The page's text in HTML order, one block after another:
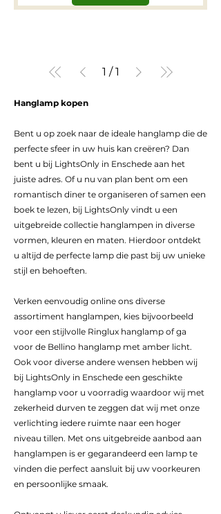
1 / 1
Hanglamp kopen
Bent u op zoek naar de ideale hanglamp die de
perfecte sfeer in uw huis kan creëren? Dan
bent u bij LightsOnly in Enschede aan het
juiste adres. Of u nu van plan bent om een
romantisch diner te organiseren of samen een
boek te lezen, bij LightsOnly vindt u een
uitgebreide collectie hanglampen in diverse
vormen, kleuren en maten. Hierdoor ontdekt
u altijd de perfecte lamp die past bij uw unieke
stijl en behoeften.
Verken eenvoudig online ons diverse
assortiment hanglampen, kies bijvoorbeeld
voor een stijlvolle Ringlux hanglamp of ga
voor de Bellino hanglamp met amber licht.
Ook voor diverse andere wensen hebben wij
bij LightsOnly in Enschede een geschikte
hanglamp voor u voorradig waardoor wij met
zekerheid durven te zeggen dat wij met onze
verlichting iedere ruimte naar een hoger
niveau tillen. Met ons uitgebreide aanbod aan
hanglampen is er gegarandeerd een lamp te
vinden die perfect aansluit bij uw voorkeuren
en persoonlijke smaak.